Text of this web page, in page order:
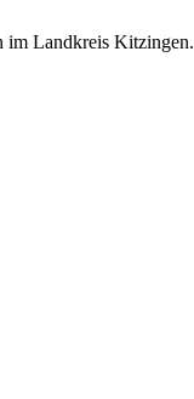
im Landkreis Kitzingen.